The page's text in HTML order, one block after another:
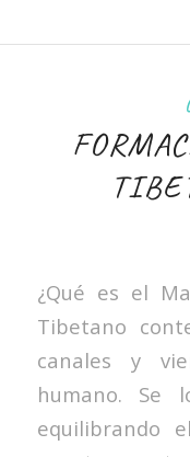
¿Qué es el
Tibetano
canales y
humano. Se
equilibrando